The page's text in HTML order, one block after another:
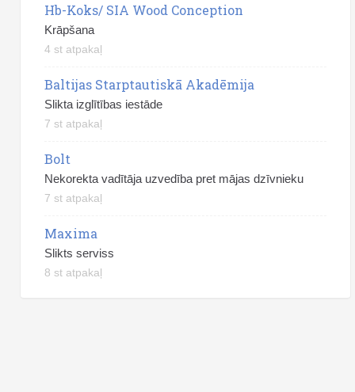
Hb-Koks/ SIA Wood Conception
Krāpšana
4 st atpakaļ
Baltijas Starptautiskā Akadēmija
Slikta izglītības iestāde
7 st atpakaļ
Bolt
Nekorekta vadītāja uzvedība pret mājas dzīvnieku
7 st atpakaļ
Maxima
Slikts serviss
8 st atpakaļ